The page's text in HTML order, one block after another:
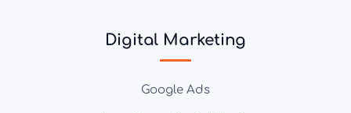
Digital Marketing
Google Ads